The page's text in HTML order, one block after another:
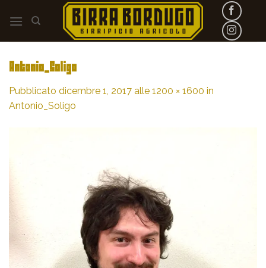
Antonio_Soligo
Pubblicato dicembre 1, 2017 alle 1200 × 1600 in
Antonio_Soligo